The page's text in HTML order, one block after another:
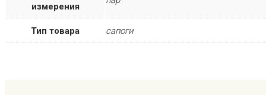
измерения
Тип товара сапоги